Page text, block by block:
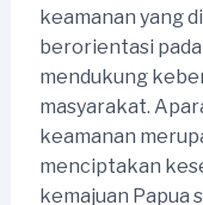
keamanan yang
berorientasi
mendukung
masyarakat.
keamanan
menciptakan
kemajuan Papua